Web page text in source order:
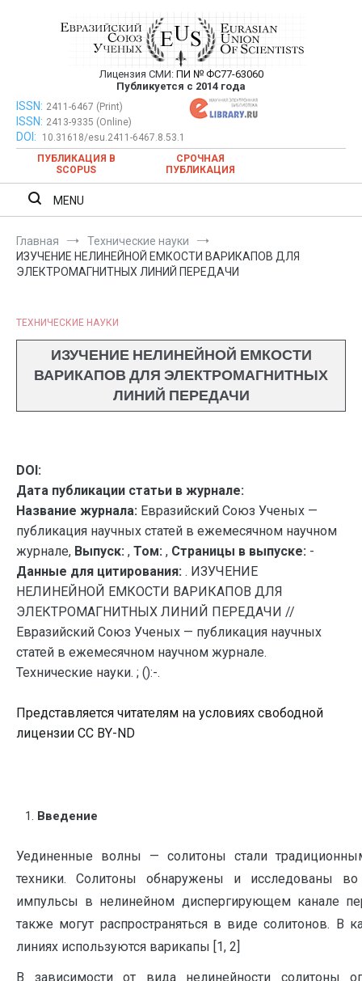
Евразийский Союз Ученых —
публикация научных статей в
ежемесячном научном журнале
Лицензия СМИ: ПИ № ФС77-63060
Публикуется с 2014 года
Евразийский Союз Ученых — публикация научных статей в
ежемесячном научном журнале
ISSN: 2411-6467 (Print)
ISSN: 2413-9335 (Online)
DOI:
10.31618/esu.2411-6467.8.53.1
ПУБЛИКАЦИЯ В
SCOPUS
СРОЧНАЯ
ПУБЛИКАЦИЯ
MENU
Главная
Технические науки
ИЗУЧЕНИЕ НЕЛИНЕЙНОЙ ЕМКОСТИ ВАРИКАПОВ ДЛЯ
ЭЛЕКТРОМАГНИТНЫХ ЛИНИЙ ПЕРЕДАЧИ
ТЕХНИЧЕСКИЕ НАУКИ
ИЗУЧЕНИЕ НЕЛИНЕЙНОЙ ЕМКОСТИ
ВАРИКАПОВ ДЛЯ ЭЛЕКТРОМАГНИТНЫХ
ЛИНИЙ ПЕРЕДАЧИ
DOI:
Дата публикации статьи в журнале:
Название журнала: Евразийский Союз Ученых —
публикация научных статей в ежемесячном научном
журнале, Выпуск: , Том: , Страницы в выпуске: -
Данные для цитирования: . ИЗУЧЕНИЕ
НЕЛИНЕЙНОЙ ЕМКОСТИ ВАРИКАПОВ ДЛЯ
ЭЛЕКТРОМАГНИТНЫХ ЛИНИЙ ПЕРЕДАЧИ //
Евразийский Союз Ученых — публикация научных
статей в ежемесячном научном журнале.
Технические науки. ; ():-.
Представляется читателям на условиях свободной
лицензии CC BY-ND
Введение
Уединенные волны — солитоны стали
техники. Солитоны обнаружены и исследованы во
импульсы в нелинейном диспергирующем канале
также могут распространяться в виде солитонов. В
линиях используются варикапы [1, 2]
В зависимости от вида нелинейности солитоны